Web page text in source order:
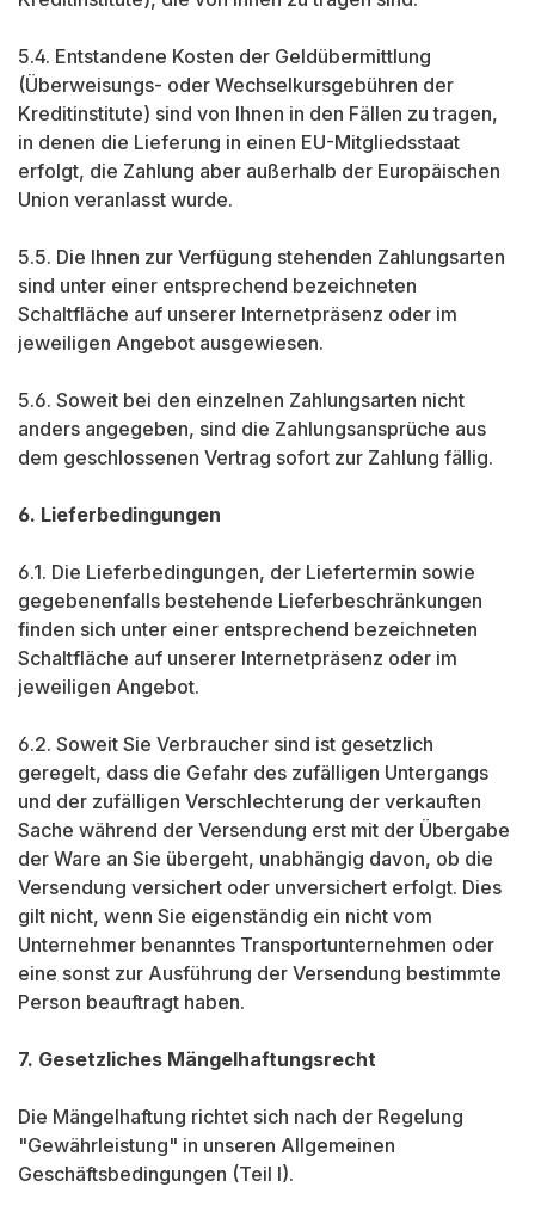
5.4. Entstandene Kosten der Geldübermittlung
(Überweisungs- oder Wechselkursgebühren der
Kreditinstitute) sind von Ihnen in den Fällen zu tragen,
in denen die Lieferung in einen EU-Mitgliedsstaat
erfolgt, die Zahlung aber außerhalb der Europäischen
Union veranlasst wurde.
5.5. Die Ihnen zur Verfügung stehenden Zahlungsarten
sind unter einer entsprechend bezeichneten
Schaltfläche auf unserer Internetpräsenz oder im
jeweiligen Angebot ausgewiesen.
5.6. Soweit bei den einzelnen Zahlungsarten nicht
anders angegeben, sind die Zahlungsansprüche aus
dem geschlossenen Vertrag sofort zur Zahlung fällig.
6. Lieferbedingungen
6.1. Die Lieferbedingungen, der Liefertermin sowie
gegebenenfalls bestehende Lieferbeschränkungen
finden sich unter einer entsprechend bezeichneten
Schaltfläche auf unserer Internetpräsenz oder im
jeweiligen Angebot.
6.2. Soweit Sie Verbraucher sind ist gesetzlich
geregelt, dass die Gefahr des zufälligen Untergangs
und der zufälligen Verschlechterung der verkauften
Sache während der Versendung erst mit der Übergabe
der Ware an Sie übergeht, unabhängig davon, ob die
Versendung versichert oder unversichert erfolgt. Dies
gilt nicht, wenn Sie eigenständig ein nicht vom
Unternehmer benanntes Transportunternehmen oder
eine sonst zur Ausführung der Versendung bestimmte
Person beauftragt haben.
7. Gesetzliches Mängelhaftungsrecht
Die Mängelhaftung richtet sich nach der Regelung
"Gewährleistung" in unseren Allgemeinen
Geschäftsbedingungen (Teil I).